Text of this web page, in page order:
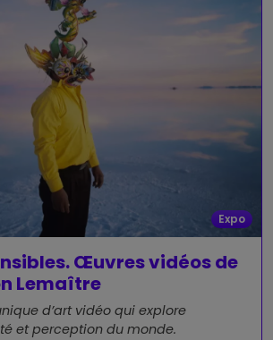
Expo
Œuvres vidéos de
Lemaître
d’art vidéo qui explore
et perception du monde.